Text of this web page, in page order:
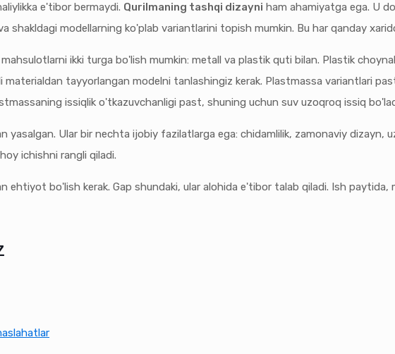
e'tibor bermaydi. Qurilmaning tashqi dizayni ham ahamiyatga ega. U
shakldagi modellarning ko'plab variantlarini topish mumkin. Bu har qanday
mahsulotlarni ikki turga bo'lish mumkin: metall va plastik quti bilan. Plastik
tayyorlangan modelni tanlashingiz kerak. Plastmassa variantlari
issiqlik o'tkazuvchanligi past, shuning uchun suv uzoqroq issiq
yasalgan. Ular bir nechta ijobiy fazilatlarga ega: chidamlilik, zamonaviy dizayn,
ichishni rangli qiladi.
ehtiyot bo'lish kerak. Gap shundaki, ular alohida e'tibor talab qiladi. Ish